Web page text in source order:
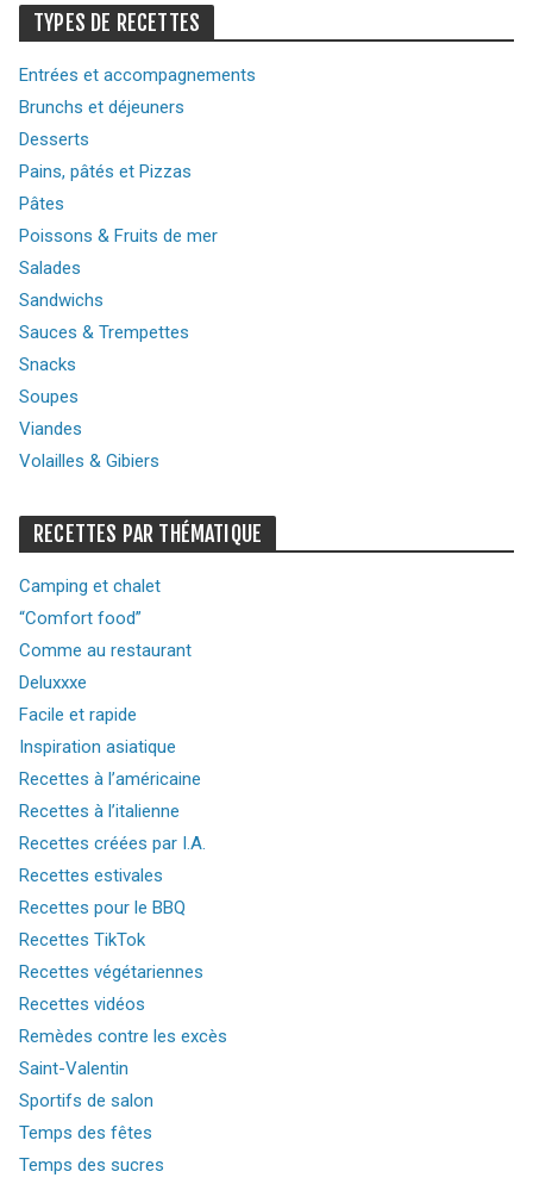
TYPES DE RECETTES
Entrées et accompagnements
Brunchs et déjeuners
Desserts
Pains, pâtés et Pizzas
Pâtes
Poissons & Fruits de mer
Salades
Sandwichs
Sauces & Trempettes
Snacks
Soupes
Viandes
Volailles & Gibiers
RECETTES PAR THÉMATIQUE
Camping et chalet
“Comfort food”
Comme au restaurant
Deluxxxe
Facile et rapide
Inspiration asiatique
Recettes à l’américaine
Recettes à l’italienne
Recettes créées par I.A.
Recettes estivales
Recettes pour le BBQ
Recettes TikTok
Recettes végétariennes
Recettes vidéos
Remèdes contre les excès
Saint-Valentin
Sportifs de salon
Temps des fêtes
Temps des sucres